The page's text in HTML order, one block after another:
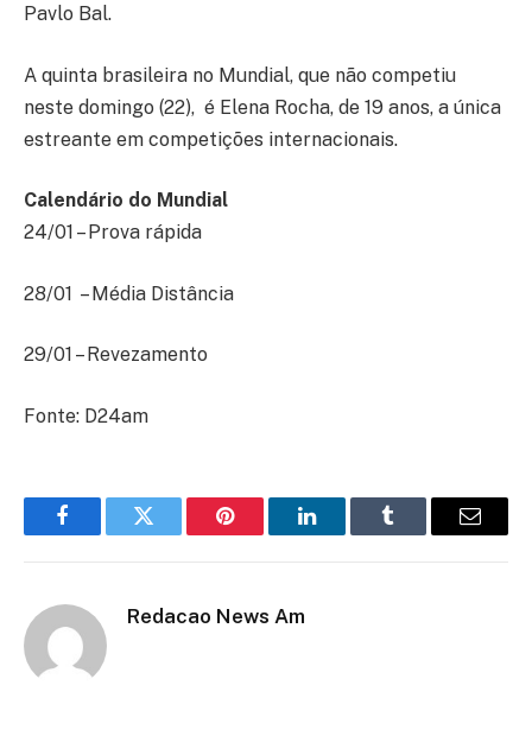
Pavlo Bal.
A quinta brasileira no Mundial, que não competiu
neste domingo (22), é Elena Rocha, de 19 anos, a única
estreante em competições internacionais.
Calendário do Mundial
24/01 – Prova rápida
28/01 – Média Distância
29/01 – Revezamento
Fonte: D24am
FacebookTwitter Pinterest LinkedInTumblr Email
Redacao News Am